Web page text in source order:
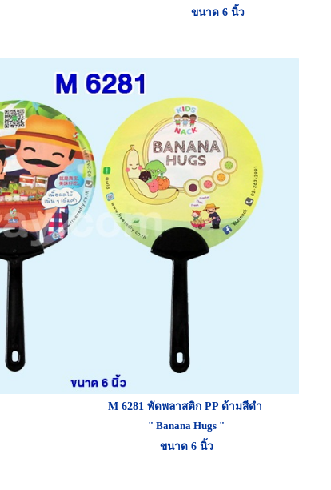
ขนาด 6 นิ้ว
M 6281 พัดพลาสติก PP ด้ามสีดำ
" Banana Hugs "
ขนาด 6 นิ้ว